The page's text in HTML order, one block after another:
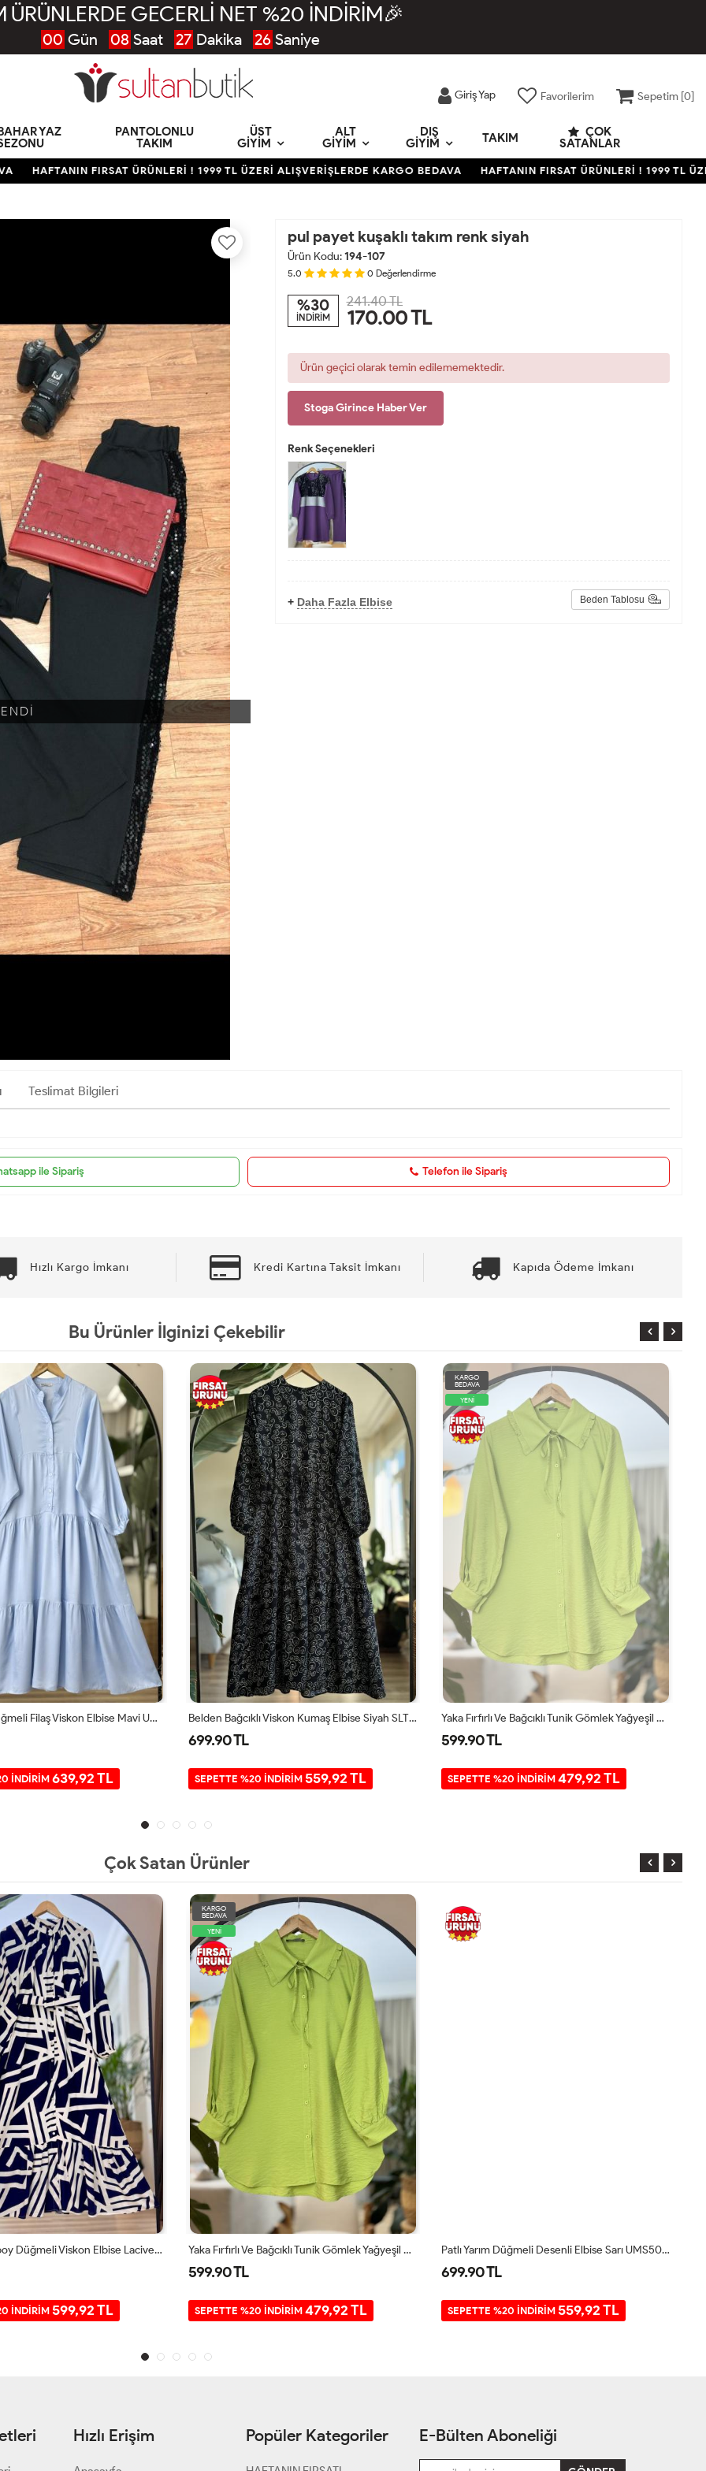
ÜRÜNLERDE GECERLİ NET %20 İNDİRİM🎉
00 Gün 08 Saat 27 Dakika 25 Saniye
Giriş Yap Favorilerim Sepetim [0]
YAZ
PANTOLONLU
TAKIM
ÜST
GIYIM
ALT
GIYIM
DIŞ
GIYIM
TAKIM
ÇOK
SATANLAR
FIRSAT ÜRÜNLERİ ! 1999 TL ÜZERİ ALIŞVERİŞLERDE KARGO BEDAVA HAFTANIN FIRSAT ÜRÜNLERİ ! 1999 TL ÜZERİ
pul payet kuşaklı takım renk siyah
Ürün Kodu:194-107
5.0 0 Değerlendirme
%30
İNDİRİM
241.40 TL
170.00TL
Ürün geçici olarak temin edilememektedir.
Stoga Girince Haber Ver
Renk Seçenekleri
+ Daha Fazla Elbise Beden Tablosu
Teslimat Bilgileri
ile Sipariş Telefon ile Sipariş
Hızlı Kargo İmkanı Kredi Kartına Taksit İmkanı Kapıda Ödeme İmkanı
Bu Ürünler İlginizi Çekebilir
Patlı Yarım Düğmeli Filaş Viskon Elbise Mavi UMS50291
İNDİRİM 639,92 TL
Belden Bağcıklı Viskon Kumaş Elbise Siyah SLT30323
699.90 TL
SEPETTE %20 İNDİRİM 559,92 TL
KARGO
BEDAVA
YENİ
Yaka Fırfırlı Ve Bağcıklı Tunik Gömlek Yağyeşil NEW30299
599.90 TL
SEPETTE %20 İNDİRİM 479,92 TL
Çok Satan Ürünler
Kemerli Tamboy Düğmeli Viskon Elbise Lacivert UMS50167
İNDİRİM 599,92 TL
KARGO
BEDAVA
YENİ
Yaka Fırfırlı Ve Bağcıklı Tunik Gömlek Yağyeşil NEW30299
599.90 TL
SEPETTE %20 İNDİRİM 479,92 TL
Patlı Yarım Düğmeli Desenli Elbise Sarı UMS50281
699.90 TL
SEPETTE %20 İNDİRİM 559,92 TL
Hızlı Erişim Popüler Kategoriler E-Bülten Aboneliği